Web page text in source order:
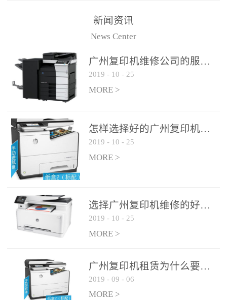
新闻资讯
News Center
广州复印机维修公司的服务如何?
2019 - 10 - 25
MORE >
怎样选择好的广州复印机维修公司?
2019 - 10 - 25
MORE >
选择广州复印机维修的好处有哪些?
2019 - 10 - 25
MORE >
广州复印机租赁为什么要选大平台
2019 - 09 - 06
MORE >